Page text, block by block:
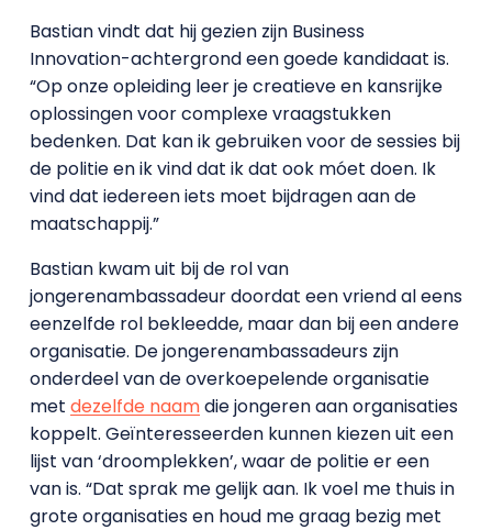
Bastian vindt dat hij gezien zijn Business
Innovation-achtergrond een goede kandidaat is.
“Op onze opleiding leer je creatieve en kansrijke
oplossingen voor complexe vraagstukken
bedenken. Dat kan ik gebruiken voor de sessies bij
de politie en ik vind dat ik dat ook móet doen. Ik
vind dat iedereen iets moet bijdragen aan de
maatschappij.”
Bastian kwam uit bij de rol van
jongerenambassadeur doordat een vriend al eens
eenzelfde rol bekleedde, maar dan bij een andere
organisatie. De jongerenambassadeurs zijn
onderdeel van de overkoepelende organisatie
met dezelfde naamdie jongeren aan organisaties
koppelt. Geïnteresseerden kunnen kiezen uit een
lijst van ‘droomplekken’, waar de politie er een
van is. “Dat sprak me gelijk aan. Ik voel me thuis in
grote organisaties en houd me graag bezig met